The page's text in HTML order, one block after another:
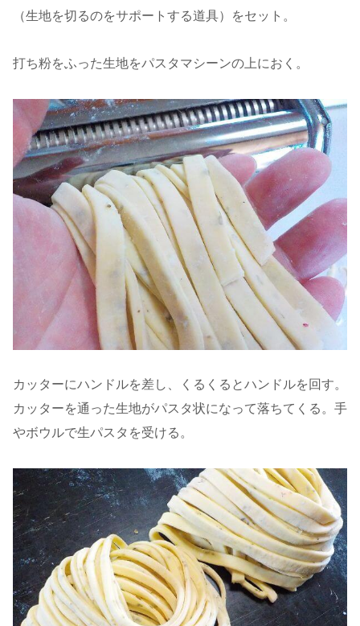
（生地を切るのをサポートする道具）をセット。
打ち粉をふった生地をパスタマシーンの上におく。
カッターにハンドルを差し、くるくるとハンドルを回す。
カッターを通った生地がパスタ状になって落ちてくる。手
やボウルで生パスタを受ける。